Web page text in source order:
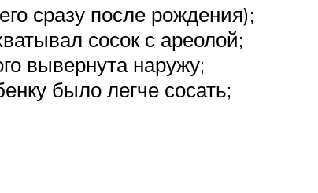
сразу после рождения);
сосок с ареолой;
вывернута наружу;
было легче сосать;